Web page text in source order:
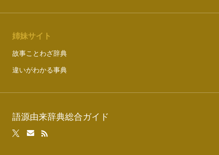
姉妹サイト
故事ことわざ辞典
違いがわかる事典
語源由来辞典総合ガイド